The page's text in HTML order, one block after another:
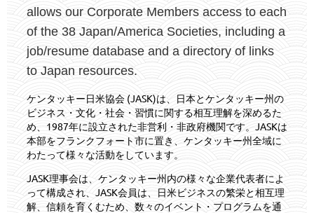
allows our Corporate Members access to each
of the 38 Japan/America Societies, including a
job/resume database and a directory of links
to Japan resources.
ケンタッキー日米協会 (JASK)は、日本とケンタッキー州の
ビジネス・文化・社会・習慣に関する相互理解を深めるた
め、1987年に設立された非営利・非政府機関です。JASKは
本部をフランクフォート市に置き、ケンタッキー州全域に
わたって様々な活動をしています。
JASK理事会は、ケンタッキー州内の様々な企業代表者によ
って構成され、JASK会員は、日米ビジネスの繁栄と相互理
解、信頼を育くむため、数々のイベント・プログラムを通